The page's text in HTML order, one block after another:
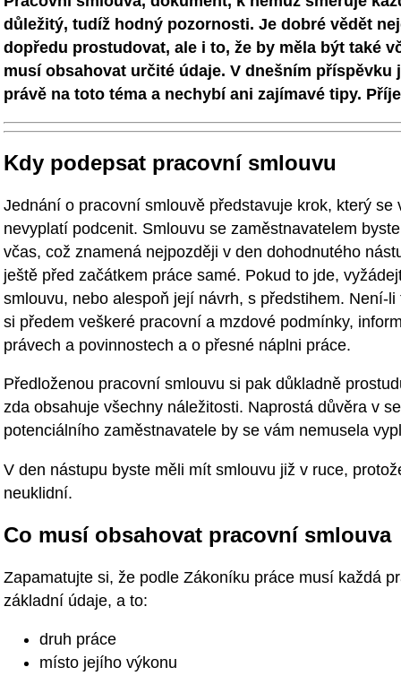
důležitý, tudíž hodný pozornosti. Je dobré vědět
dopředu prostudovat, ale i to, že by měla být také
musí obsahovat určité údaje. V dnešním
právě na toto téma a nechybí ani zajímavé tipy.
Kdy podepsat pracovní smlouvu
Jednání o pracovní smlouvě představuje krok, který se
nevyplatí podcenit. Smlouvu se zaměstnavatelem
včas, což znamená nejpozději v den dohodnutého
ještě před začátkem práce samé. Pokud to jde,
smlouvu, nebo alespoň její návrh, s předstihem. Není-
si předem veškeré pracovní a mzdové podmínky,
právech a povinnostech a o přesné náplni práce.
Předloženou pracovní smlouvu si pak důkladně
zda obsahuje všechny náležitosti. Naprostá důvěra v
potenciálního zaměstnavatele by se vám nemusela
V den nástupu byste měli mít smlouvu již v ruce,
neuklidní.
Co musí obsahovat pracovní smlouva
Zapamatujte si, že podle Zákoníku práce musí každá
základní údaje, a to:
druh práce
místo jejího výkonu